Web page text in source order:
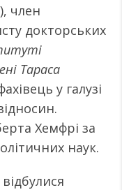
член
докторських
Тараса
у галузі
Хемфрі за
наук.